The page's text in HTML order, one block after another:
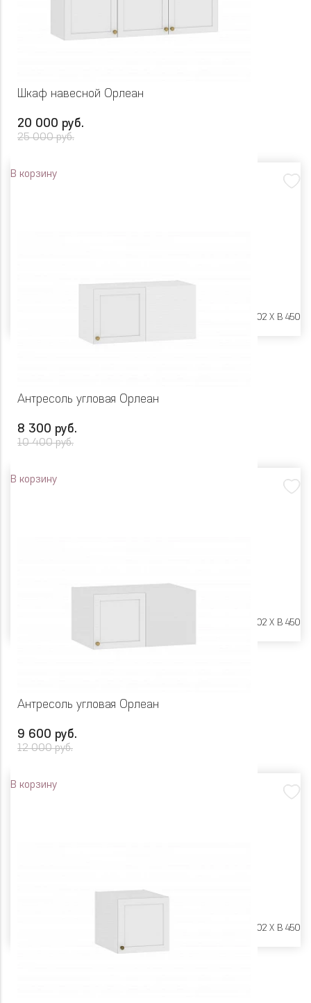
Шкаф навесной Орлеан
20 000 руб.
25 000 руб.
В корзину
Ш 1350 X Г 402 X В 450
Антресоль угловая Орлеан
8 300 руб.
10 400 руб.
В корзину
Ш 900 X Г 402 X В 450
Антресоль угловая Орлеан
9 600 руб.
12 000 руб.
В корзину
Ш 900 X Г 602 X В 450